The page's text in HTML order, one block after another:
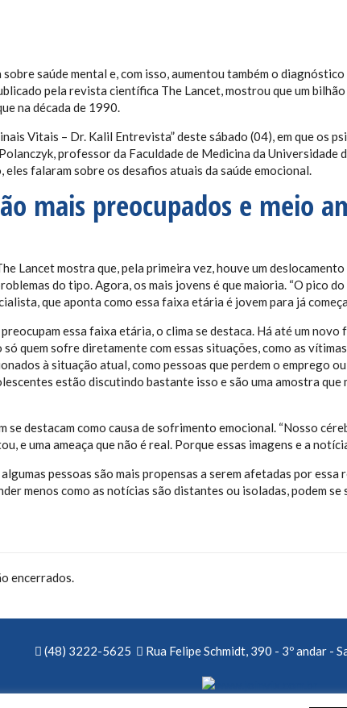
sobre saúde mental e, com isso, aumentou também o
pela revista científica The Lancet,mostrou que um
na década de 1990.
Vitais – Dr. Kalil Entrevista” deste sábado (04), em que os
professor da Faculdade de Medicina da Universidade
eles falaram sobre os desafios atuais da saúde emocional.
mais preocupados e meio
Lancet mostra que, pela primeira vez, houve um
do tipo.Agora, os mais jovens é que maioria. “O pico
que aponta como essa faixa etária é jovem para já
essa faixa etária, o clima se destaca. Há até um novo
só quem sofre diretamente com essas situações, como as
à situação atual, como pessoas que perdem o emprego
estão discutindo bastante isso e são uma amostra que
se destacam como causa de sofrimento emocional. “Nosso
e uma ameaça que não é real. Porque essas imagens e a
pessoas são mais propensas a serem afetadas por
menos como as notícias são distantes ou isoladas, podem
encerrados.
(48) 3222-5625 Rua Felipe Schmidt, 390 - 3º andar -